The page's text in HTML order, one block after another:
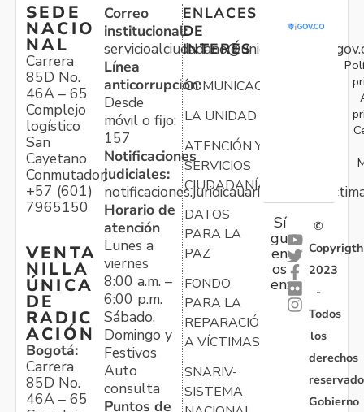
SEDE
NACIO
NAL
Carrera
85D No.
46A – 65
Complejo
logístico
San
Cayetano
Conmutador:
+57 (601)
7965150
VENTA
NILLA
ÚNICA
DE
RADIC
ACIÓN
Bogotá:
Carrera
85D No.
46A – 65
Correo
institucional:
Línea
anticorrupción:
Desde
móvil o fijo:
157
Notificaciones
judiciales:
Horario de
atención
Lunes a
viernes
8:00 a.m. –
6:00 p.m.
Sábado,
Domingo y
Festivos
Auto
consulta
Puntos de
ENLACES
DE
INTERÉS
COMUNICACIONES
LA UNIDAD
ATENCIÓN Y
SERVICIOS
CIUDADANÍA
DATOS
PARA LA
PAZ
FONDO
PARA LA
REPARACIÓN
A VÍCTIMAS
SNARIV-
SISTEMA
Sí
gu
en
os
en:
©
Copyrigth
2023
-
Todos
los
derechos
Gobierno